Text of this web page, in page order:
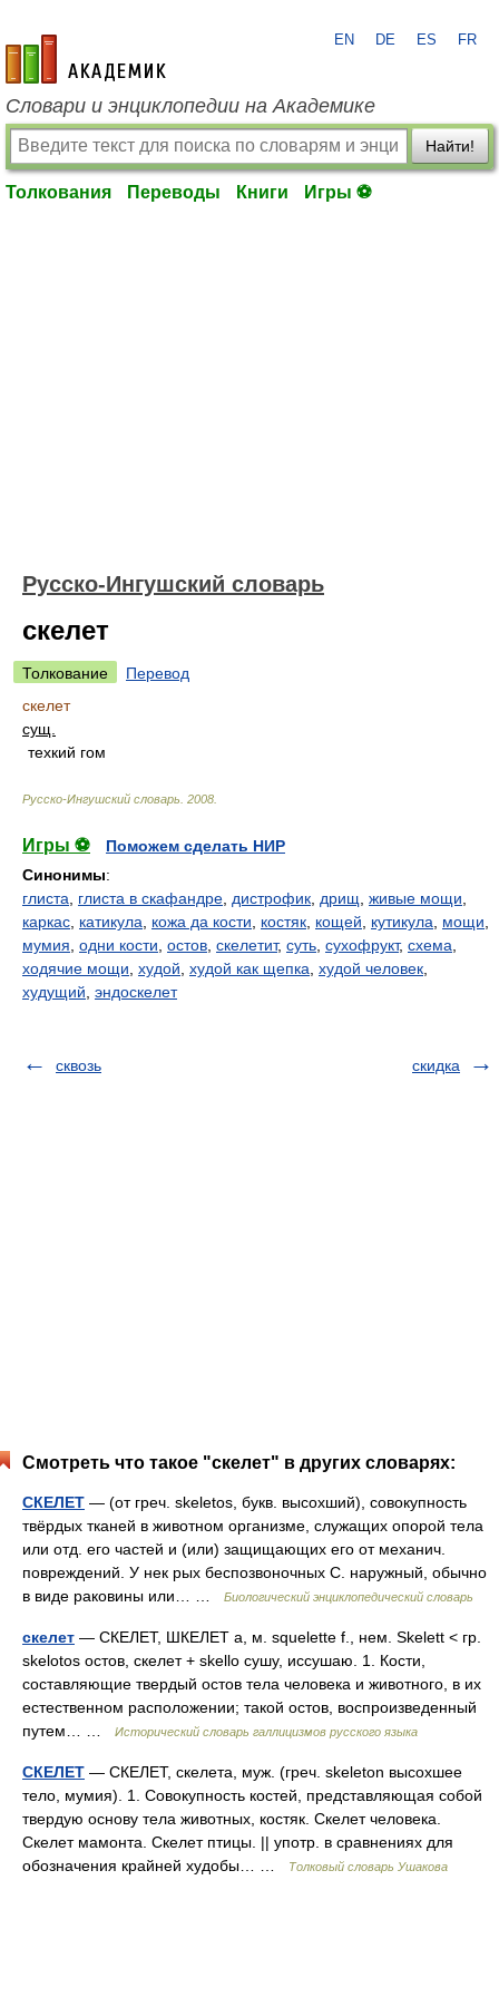
academic.ru
EN DE ES FR
Словари и энциклопедии на Академике
Найти!
Толкования Переводы Книги Игры ⚽
Русско-Ингушский словарь
скелет
Толкование
Перевод
скелет
сущ.
техкий гом
Русско-Ингушский словарь 2008
Игры ⚽
Поможем сделать НИР
Синонимы:
глиста
глиста в скафандре дистрофик дрищ живые мощи
каркас катикула кожа да кости костяк кощей кутикула мощи
мумия одни кости остов скелетит, суть сухофрукт, схема
ходячие мощи худой худой как щепка худой человек
худущий эндоскелет
сквозь скидка
Смотреть что такое "скелет" в других словарях:
СКЕЛЕТ — (от греч. skeletos, букв. высохший), совокупность
твёрдых тканей в животном организме, служащих опорой тела
или отд. его частей и (или) защищающих его от механич.
повреждений. У нек рых беспозвоночных С. наружный, обычно
в виде раковины или… …
Биологический энциклопедический словарь
скелет — СКЕЛЕТ, ШКЕЛЕТ а, м. squelette f., нем. Skelett < гр.
skelotos остов, скелет + skello сушу, иссушаю. 1. Кости,
составляющие твердый остов тела человека и животного, в их
естественном расположении; такой остов, воспроизведенный
путем… …
Исторический словарь галлицизмов русского языка
СКЕЛЕТ — СКЕЛЕТ, скелета, муж. (греч. skeleton высохшее
тело, мумия). 1. Совокупность костей, представляющая собой
твердую основу тела животных, костяк. Скелет человека.
Скелет мамонта. Скелет птицы. || употр. в сравнениях для
обозначения крайней худобы… …
Толковый словарь Ушакова